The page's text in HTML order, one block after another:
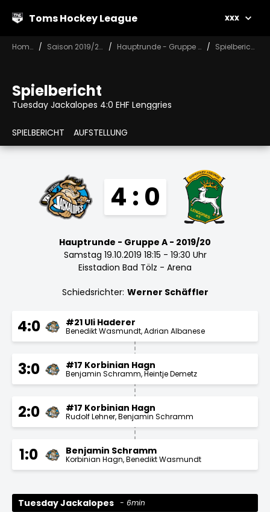
Toms Hockey League xxx
Home Saison 2019/20 Hauptrunde - Gruppe A Spielbericht
Spielbericht
Tuesday Jackalopes 4:0 EHF Lenggries
SPIELBERICHT AUFSTELLUNG
4 : 0
Hauptrunde - Gruppe A - 2019/20
Samstag 19.10.2019 18:15 - 19:30 Uhr
Eisstadion Bad Tölz - Arena
Schiedsrichter: Werner Schäffler
4:0 #21 Uli Haderer
Benedikt Wasmundt Adrian Albanese
3:0 #17 Korbinian Hagn
Benjamin Schramm Heintje Demetz
2:0 #17 Korbinian Hagn
Rudolf Lehner Benjamin Schramm
1:0 Benjamin Schramm
Korbinian Hagn Benedikt Wasmundt
Tuesday Jackalopes 6min